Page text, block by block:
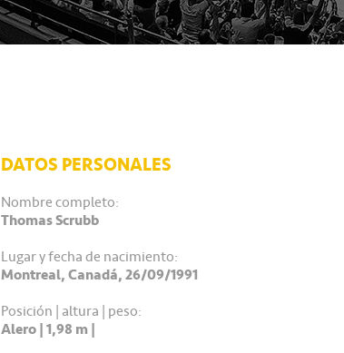
DATOS PERSONALES
Nombre completo:
Thomas Scrubb
Lugar y fecha de nacimiento:
Montreal, Canadá, 26/09/1991
Posición | altura | peso:
Alero | 1,98 m |